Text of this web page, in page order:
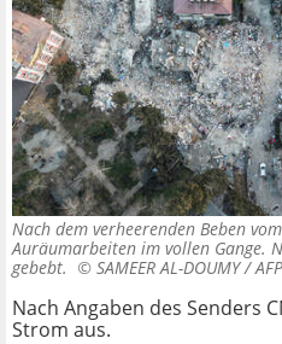
Nach dem verheerenden Beben
Auräumarbeiten im vollen Gange.
gebebt. © SAMEER AL-DOUMY / AFP
Nach Angaben des Senders
Strom aus.